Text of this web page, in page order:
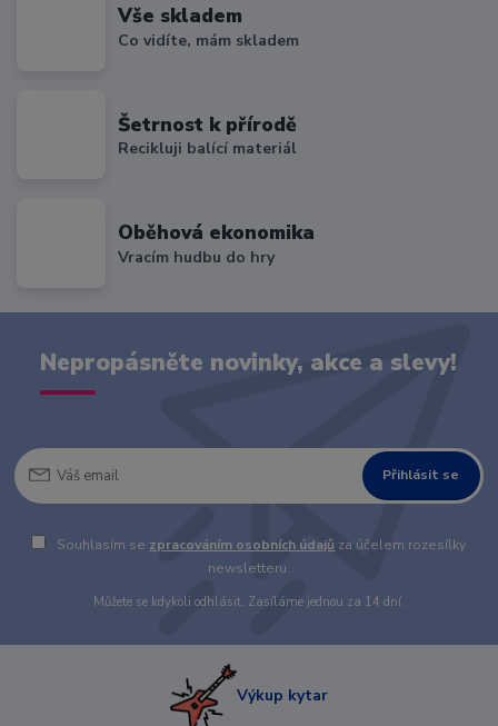
Vše skladem
Co vidíte, mám skladem
Šetrnost k přírodě
Recikluji balící materiál
Oběhová ekonomika
Vracím hudbu do hry
Nepropásněte novinky, akce a slevy!
Přihlásit se
Souhlasím se zpracováním osobních údajů za účelem rozesílky
newsletteru.
Můžete se kdykoli odhlásit. Zasíláme jednou za 14 dní.
Výkup kytar